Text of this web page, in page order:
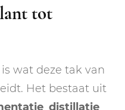
tot
wat deze tak van
Het bestaat uit
distillatie